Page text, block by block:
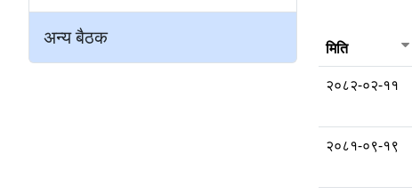
अन्य बैठक
मिति
२०८२-०२-११
२०८१-०९-१९